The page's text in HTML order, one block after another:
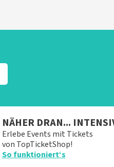
NÄHER DRAN...
Erlebe Events mit Tickets
von TopTicketShop!
So funktioniert‘s